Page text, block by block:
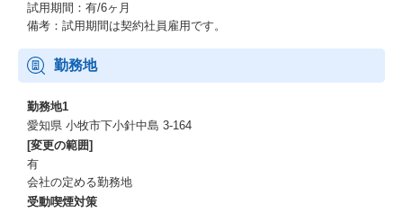
試用期間：有/6ヶ月
備考：試用期間は契約社員雇用です。
勤務地
勤務地1
愛知県 小牧市下小針中島 3-164
[変更の範囲]
有
会社の定める勤務地
受動喫煙対策